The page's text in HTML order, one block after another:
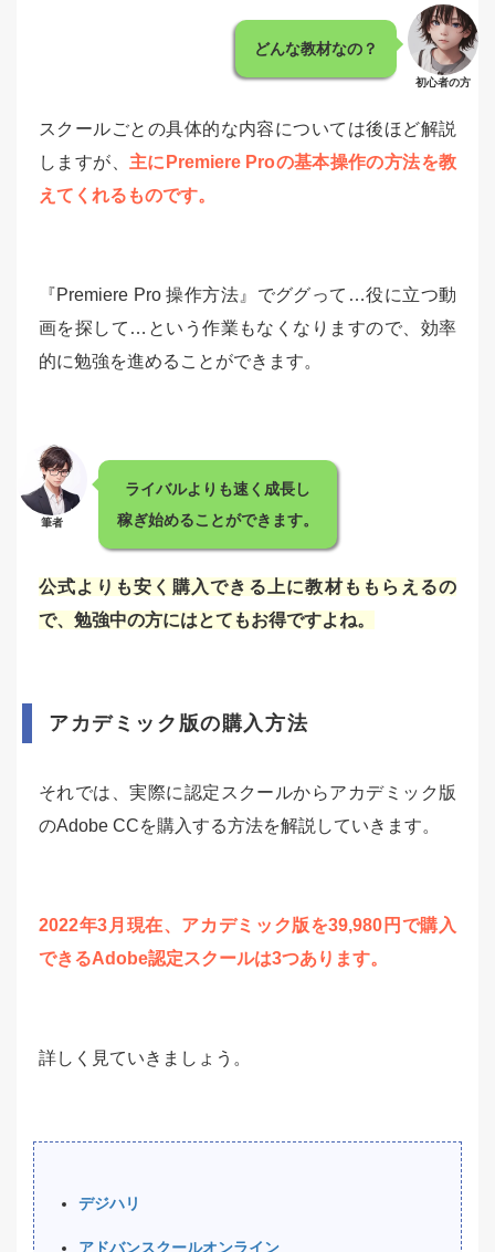
どんな教材なの？
初心者の方
スクールごとの具体的な内容については後ほど解説
しますが、 主にPremiere Proの基本操作の方法を教
えてくれるものです。
『Premiere Pro 操作方法』でググって…役に立つ動
画を探して…という作業もなくなりますので、効率
的に勉強を進めることができます。
筆者
ライバルよりも速く成長し
稼ぎ始めることができます。
公式よりも安く購入できる上に教材ももらえるの
で、勉強中の方にはとてもお得ですよね。
アカデミック版の購入方法
それでは、実際に認定スクールからアカデミック版
のAdobe CCを購入する方法を解説していきます。
2022年3月現在、アカデミック版を39,980円で購入
できるAdobe認定スクールは3つあります。
詳しく見ていきましょう。
デジハリ
アドバンスクールオンライン